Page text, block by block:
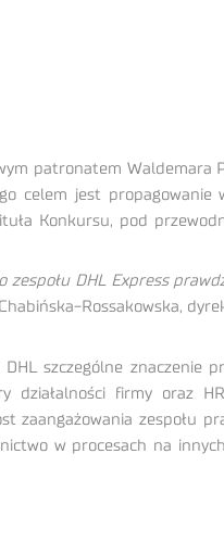
patronatem Waldemara
celem jest propagowanie
Konkursu, pod
zespołu DHL Express
Rossakowska,
szczególne znaczenie
działalności firmy oraz
zaangażowania zespołu
w procesach na